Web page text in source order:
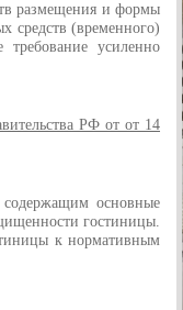
размещения и формы
средств (временного)
требование усиленно
РФ от от 14
содержащим основные
гостиницы.
к нормативным